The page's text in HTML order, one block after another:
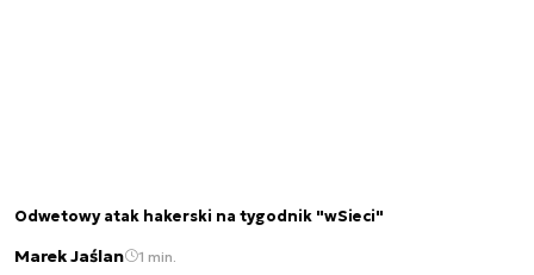
Odwetowy atak hakerski na tygodnik "wSieci"
Marek Jaślan 1 min.